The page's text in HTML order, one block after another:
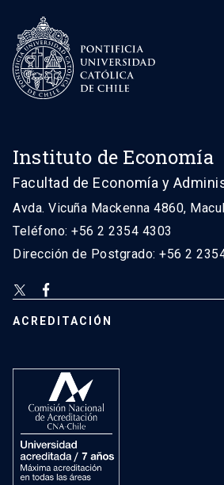
Instituto de Economía
Facultad de Economía y
Avda. Vicuña Mackenna 4860,
Teléfono: +56 2 2354 4303
Dirección de Postgrado: +56 2
ACREDITACIÓN